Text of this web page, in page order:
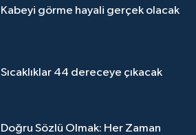
Kabeyi görme hayali gerçek olacak
Sıcaklıklar 44 dereceye çıkacak
Doğru Sözlü Olmak: Her Zaman